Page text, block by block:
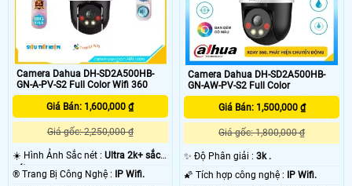
Camera Dahua DH-SD2A500HB-
GN-A-PV-S2 Full Color Wifi 360
Giá Bán: 1,600,000 ₫
Giá gốc: 2,250,000 ₫
☀️ Hình Ảnh Sắc nét : Ultra 2k+ sắc
nét .
®️ Trang Bị Công Nghệ : IP Wifi.
Camera Dahua DH-SD2A500HB-
GN-AW-PV-S2 Full Color
Giá Bán: 1,500,000 ₫
Giá gốc: 1,800,000 ₫
✨ Độ Phân giải :3k .
🌠 Tích hợp công nghệ :
IP Wifi.